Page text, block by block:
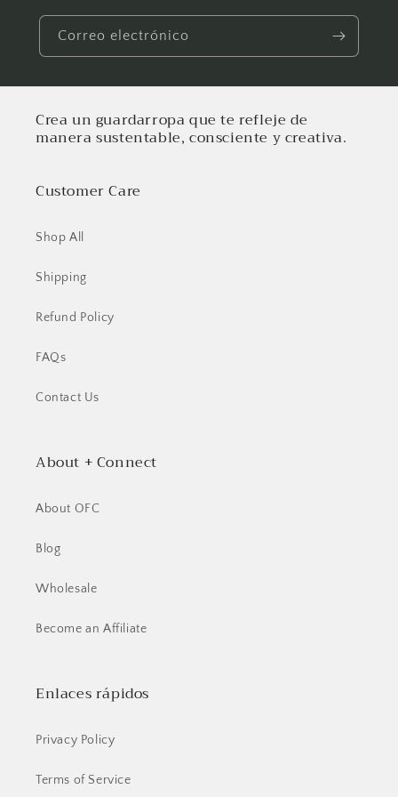
Correo electrónico
Crea un guardarropa que te refleje de
manera sustentable, consciente y creativa.
Customer Care
Shop All
Shipping
Refund Policy
FAQs
Contact Us
About + Connect
About OFC
Blog
Wholesale
Become an Affiliate
Enlaces rápidos
Privacy Policy
Terms of Service